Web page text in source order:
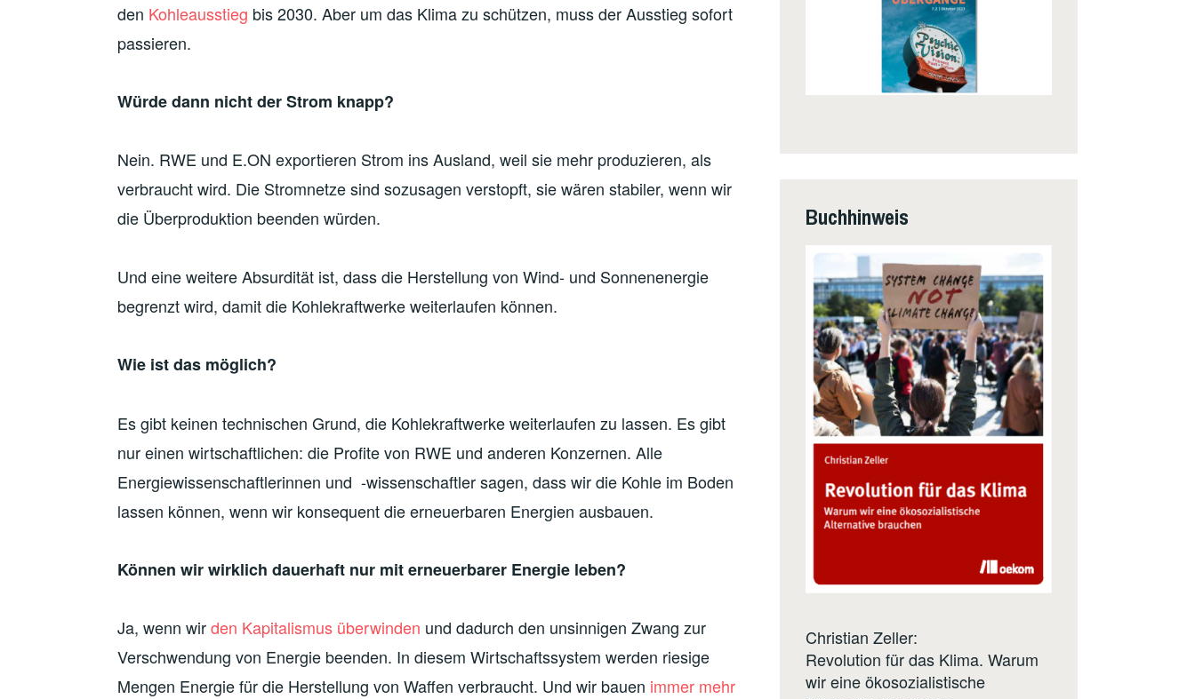
den Kohleausstieg bis 2030. Aber um das Klima zu schützen, muss der Ausstieg sofort
passieren.
Würde dann nicht der Strom knapp?
Nein. RWE und E.ON exportieren Strom ins Ausland, weil sie mehr produzieren, als
verbraucht wird. Die Stromnetze sind sozusagen verstopft, sie wären stabiler, wenn wir
die Überproduktion beenden würden.
Und eine weitere Absurdität ist, dass die Herstellung von Wind- und Sonnenenergie
begrenzt wird, damit die Kohlekraftwerke weiterlaufen können.
Wie ist das möglich?
Es gibt keinen technischen Grund, die Kohlekraftwerke weiterlaufen zu lassen. Es gibt
nur einen wirtschaftlichen: die Profite von RWE und anderen Konzernen. Alle
Energiewissenschaftlerinnen und -wissenschaftler sagen, dass wir die Kohle im Boden
lassen können, wenn wir konsequent die erneuerbaren Energien ausbauen.
Können wir wirklich dauerhaft nur mit erneuerbarer Energie leben?
Ja, wenn wirden Kapitalismus überwinden und dadurch den unsinnigen Zwang zur
Verschwendung von Energie beenden. In diesem Wirtschaftssystem werden riesige
Mengen Energie für die Herstellung von Waffen verbraucht. Und wir bauen immer mehr
Buchhinweis
Christian Zeller:
Revolution für das Klima. Warum
wir eine ökosozialistische